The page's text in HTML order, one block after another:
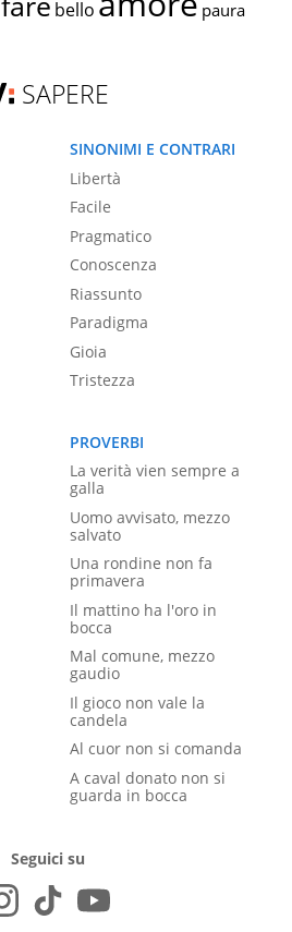
bello paura
SAPERE
SINONIMI E CONTRARI
Libertà
Facile
Pragmatico
Conoscenza
Riassunto
Paradigma
Gioia
Tristezza
PROVERBI
La verità vien sempre a
galla
Uomo avvisato, mezzo
salvato
Una rondine non fa
primavera
Il mattino ha l'oro in
bocca
Mal comune, mezzo
gaudio
Il gioco non vale la
candela
Al cuor non si comanda
A caval donato non si
guarda in bocca
Seguici su